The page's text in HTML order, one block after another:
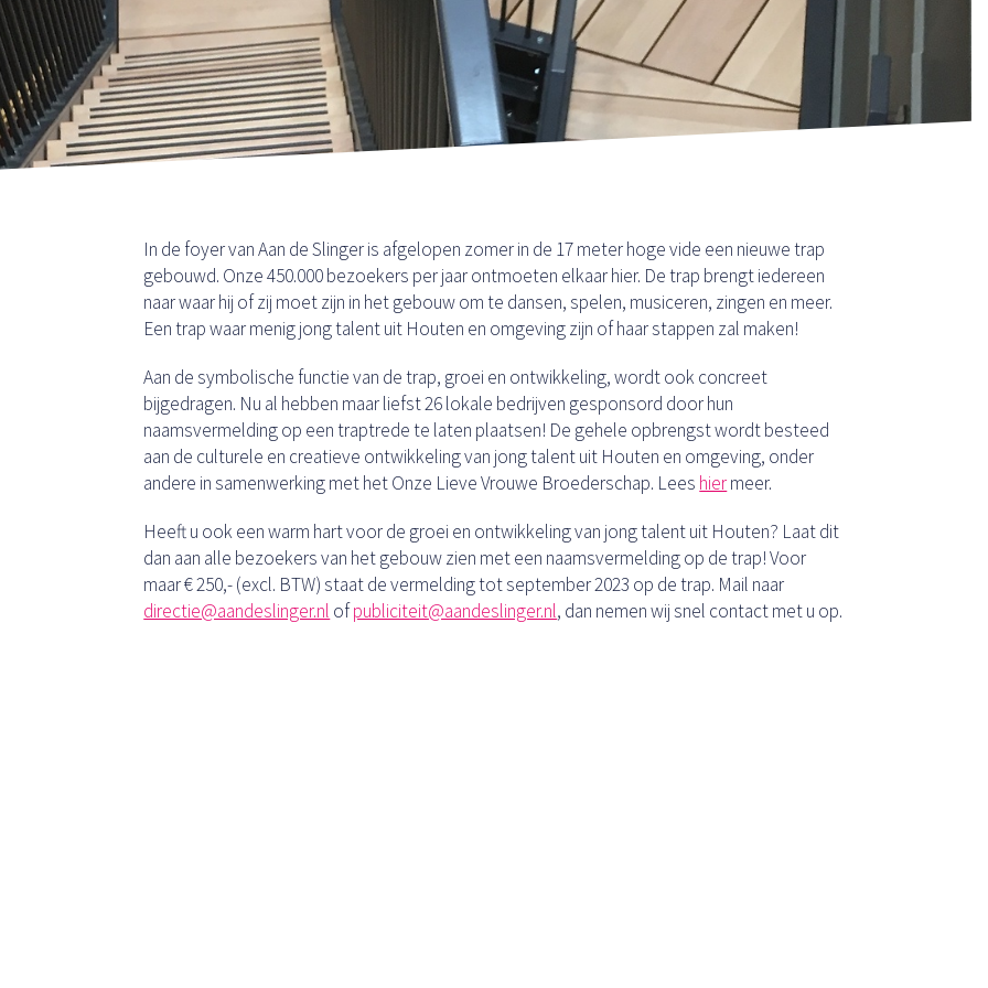
In de foyer van Aan de Slinger is afgelopen zomer in de 17 meter hoge vide een nieuwe trap
gebouwd. Onze 450.000 bezoekers per jaar ontmoeten elkaar hier. De trap brengt iedereen
naar waar hij of zij moet zijn in het gebouw om te dansen, spelen, musiceren, zingen en meer.
Een trap waar menig jong talent uit Houten en omgeving zijn of haar stappen zal maken!
Aan de symbolische functie van de trap, groei en ontwikkeling, wordt ook concreet
bijgedragen. Nu al hebben maar liefst 26 lokale bedrijven gesponsord door hun
naamsvermelding op een traptrede te laten plaatsen! De gehele opbrengst wordt besteed
aan de culturele en creatieve ontwikkeling van jong talent uit Houten en omgeving, onder
andere in samenwerking met het Onze Lieve Vrouwe Broederschap. Lees hiermeer.
Heeft u ook een warm hart voor de groei en ontwikkeling van jong talent uit Houten? Laat dit
dan aan alle bezoekers van het gebouw zien met een naamsvermelding op de trap! Voor
maar € 250,- (excl. BTW) staat de vermelding tot september 2023 op de trap. Mail naar
directie@aandeslinger.nl ofpubliciteit@aandeslinger.nl, dan nemen wij snel contact met u op.